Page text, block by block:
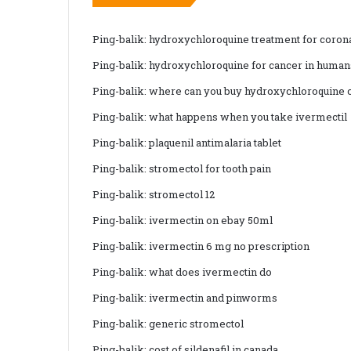
Ping-balik: hydroxychloroquine treatment for
Ping-balik: hydroxychloroquine for cancer in
Ping-balik: where can you buy hydroxychloroquine
Ping-balik: what happens when you take ivermectil
Ping-balik:plaquenil antimalaria tablet
Ping-balik: stromectol for tooth pain
Ping-balik: stromectol 12
Ping-balik: ivermectin on ebay 50ml
Ping-balik: ivermectin 6 mg no prescription
Ping-balik: what does ivermectin do
Ping-balik: ivermectin and pinworms
Ping-balik: generic stromectol